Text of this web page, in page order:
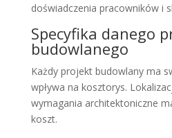
doświadczenia pracowników i
Specyfika danego
budowlanego
Każdy projekt budowlany ma
wpływa na kosztorys.
wymagania architektoniczne
koszt.